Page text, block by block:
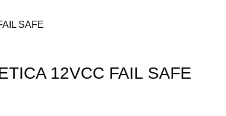
12VCC FAIL SAFE